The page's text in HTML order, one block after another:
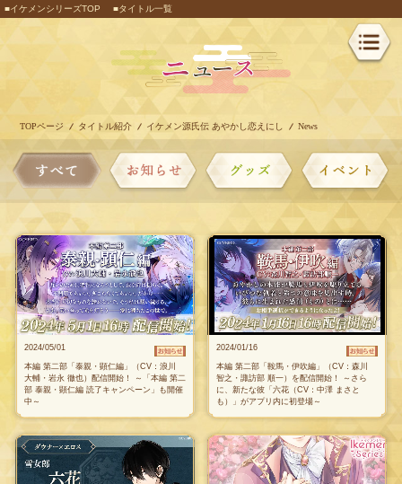
■イケメンシリーズTOP ■タイトル一覧
TOPページ タイトル紹介 イケメン源氏伝 あやかし恋えにし News
2024/05/01
本編 第二部「泰親・顕仁編」（CV：浪川
大輔・岩永 徹也）配信開始！ ～「本編 第二
部 泰親・顕仁編 読了キャンペーン」も開催
中～
2024/01/16
本編 第二部「鞍馬・伊吹編」（CV：森川
智之・諏訪部 順一）を配信開始！ ～さら
に、新たな彼「六花（CV：中澤 まさと
も）」がアプリ内に初登場～